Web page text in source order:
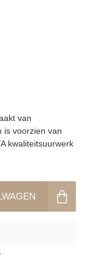
van
is voorzien van
kwaliteitsuurwerk